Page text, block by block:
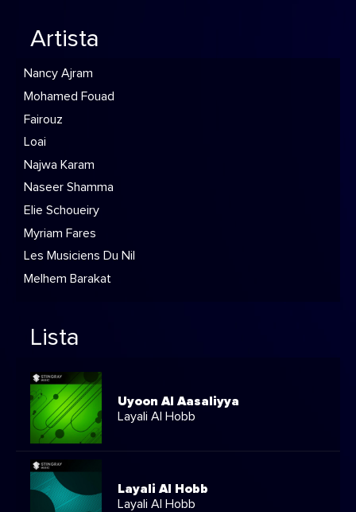
Artista
Nancy Ajram
Mohamed Fouad
Fairouz
Loai
Najwa Karam
Naseer Shamma
Elie Schoueiry
Myriam Fares
Les Musiciens Du Nil
Melhem Barakat
Lista
Uyoon Al Aasaliyya
Layali Al Hobb
Layali Al Hobb
Layali Al Hobb